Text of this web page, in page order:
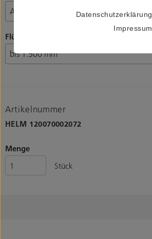
Datenschutzerklärung
Impressum
Flügelbreite
Artikelnummer
HELM 120070002072
Menge
Stück